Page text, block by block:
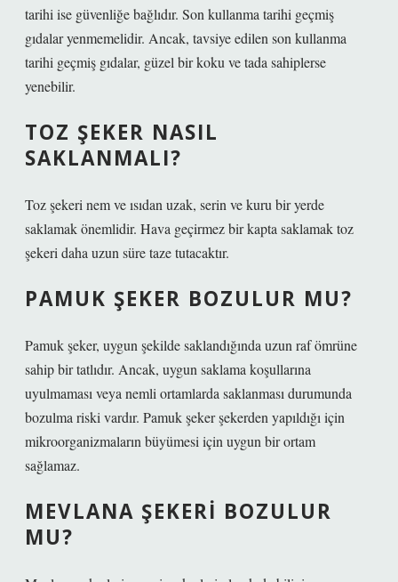
tarihi ise güvenliğe bağlıdır. Son kullanma tarihi geçmiş
gıdalar yenmemelidir. Ancak, tavsiye edilen son kullanma
tarihi geçmiş gıdalar, güzel bir koku ve tada sahiplerse
yenebilir.
TOZ ŞEKER NASIL
SAKLANMALI?
Toz şekeri nem ve ısıdan uzak, serin ve kuru bir yerde
saklamak önemlidir. Hava geçirmez bir kapta saklamak toz
şekeri daha uzun süre taze tutacaktır.
PAMUK ŞEKER BOZULUR MU?
Pamuk şeker, uygun şekilde saklandığında uzun raf ömrüne
sahip bir tatlıdır. Ancak, uygun saklama koşullarına
uyulmaması veya nemli ortamlarda saklanması durumunda
bozulma riski vardır. Pamuk şeker şekerden yapıldığı için
mikroorganizmaların büyümesi için uygun bir ortam
sağlamaz.
MEVLANA ŞEKERI BOZULUR
MU?